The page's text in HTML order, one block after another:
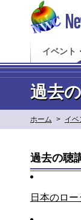
イベント
過去
ホーム > イ
過去の聴
日本のロ